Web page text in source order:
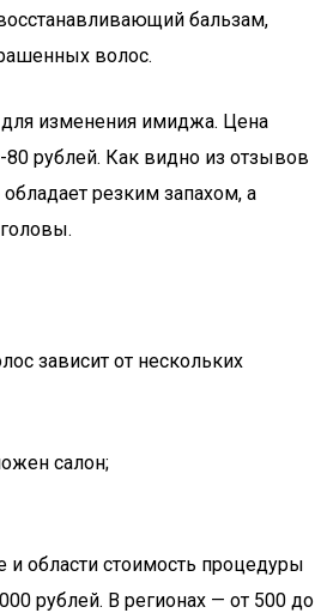
бальзам,
волос.
изменения имиджа. Цена
80 рублей. Как видно из отзывов
резким запахом, а
зависит от нескольких
салон;
области стоимость процедуры
рублей. В регионах — от 500 до